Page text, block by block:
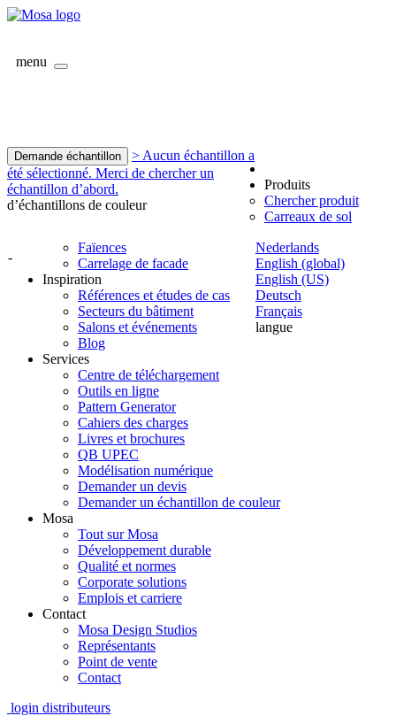
menu
Demande échantillon
> Aucun échantillon a
été sélectionné. Merci de chercher un
échantillon d’abord.
d’échantillons de couleur
-
Nederlands
English (global)
English (US)
Deutsch
Français
langue
Produits
Chercher produit
Carreaux de sol
Faïences
Carrelage de facade
Inspiration
Références et études de cas
Secteurs du bâtiment
Salons et événements
Blog
Services
Centre de téléchargement
Outils en ligne
Pattern Generator
Cahiers des charges
Livres et brochures
QB UPEC
Modélisation numérique
Demander un devis
Demander un échantillon de couleur
Mosa
Tout sur Mosa
Développement durable
Qualité et normes
Corporate solutions
Emplois et carriere
Contact
Mosa Design Studios
Représentants
Point de vente
Contact
login distributeurs